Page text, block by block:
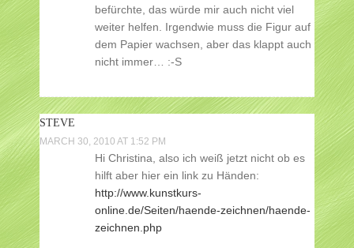
befürchte, das würde mir auch nicht viel
weiter helfen. Irgendwie muss die Figur auf
dem Papier wachsen, aber das klappt auch
nicht immer… :-S
STEVE
MARCH 30, 2010 AT 1:52 PM
Hi Christina, also ich weiß jetzt nicht ob es
hilft aber hier ein link zu Händen:
http://www.kunstkurs-
online.de/Seiten/haende-zeichnen/haende-
zeichnen.php